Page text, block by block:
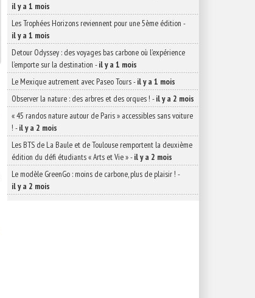
il y a 1 mois
Les Trophées Horizons reviennent pour une 5ème édition -
il y a 1 mois
Detour Odyssey : des voyages bas carbone où l’expérience
l’emporte sur la destination -il y a 1 mois
Le Mexique autrement avec Paseo Tours-il y a 1 mois
Observer la nature : des arbres et des orques ! -il y a 2 mois
« 45 randos nature autour de Paris » accessibles sans voiture
! -il y a 2 mois
Les BTS de La Baule et de Toulouse remportent la deuxième
édition du défi étudiants « Arts et Vie »-il y a 2 mois
Le modèle GreenGo : moins de carbone, plus de plaisir ! -
il y a 2 mois